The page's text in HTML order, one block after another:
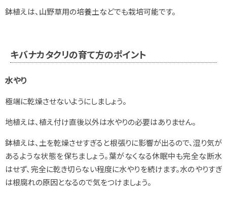
鉢植えは、山野草用の培養土などでも栽培可能です。
キバナカタクリの育て方のポイント
水やり
極端に乾燥させないようにしましょう。
地植えは、植え付け直後以外は水やりの必要はありません。
鉢植えは、土を乾燥させすぎると根張りに影響が出るので、湿り気が
あるような状態を保ちましょう。葉がなくなる休眠中も完全な断水
はせず、完全に乾き切らない程度に水やりを続けます。水のやりすぎ
は根腐れの原因となるので気をつけましょう。